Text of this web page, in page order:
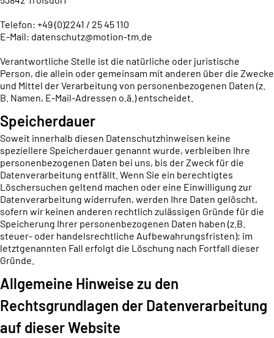
Telefon: +49 (0)2241 / 25 45 110
E-Mail: datenschutz@motion-tm.de
Verantwortliche Stelle ist die natürliche oder juristische
Person, die allein oder gemeinsam mit anderen über die Zwecke
und Mittel der Verarbeitung von personenbezogenen Daten (z.
B. Namen, E-Mail-Adressen o.ä.) entscheidet.
Speicherdauer
Soweit innerhalb diesen Datenschutzhinweisen keine
speziellere Speicherdauer genannt wurde, verbleiben Ihre
personenbezogenen Daten bei uns, bis der Zweck für die
Datenverarbeitung entfällt. Wenn Sie ein berechtigtes
Löschersuchen geltend machen oder eine Einwilligung zur
Datenverarbeitung widerrufen, werden Ihre Daten gelöscht,
sofern wir keinen anderen rechtlich zulässigen Gründe für die
Speicherung Ihrer personenbezogenen Daten haben (z.B.
steuer- oder handelsrechtliche Aufbewahrungsfristen); im
letztgenannten Fall erfolgt die Löschung nach Fortfall dieser
Gründe.
Allgemeine Hinweise zu den
Rechtsgrundlagen der Datenverarbeitung
auf dieser Website